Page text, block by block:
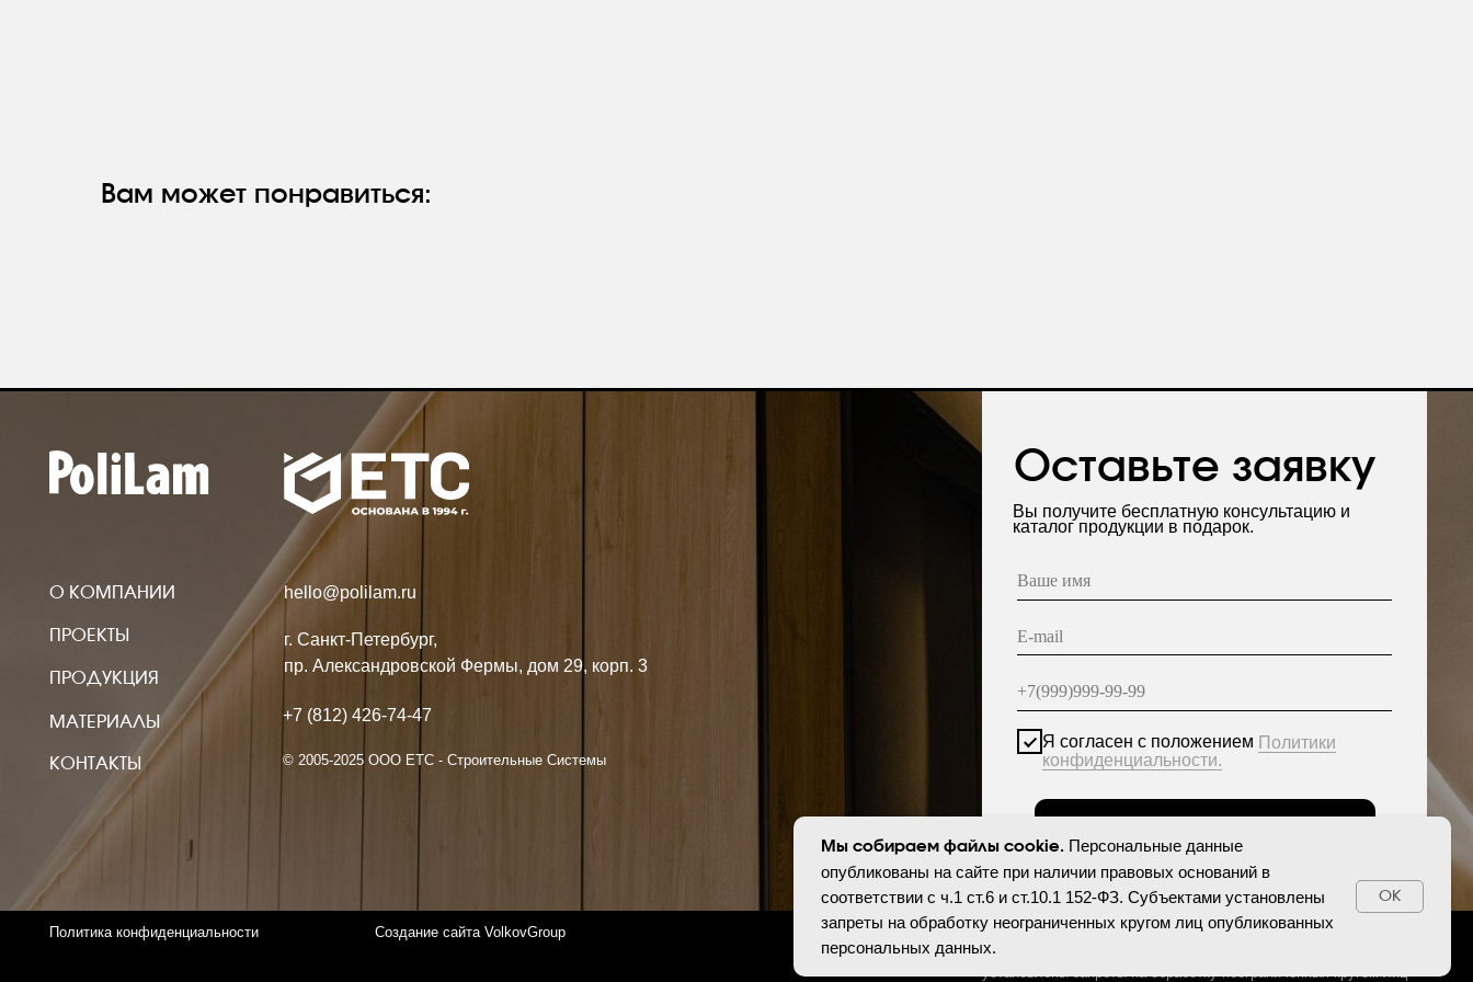
Вам может понравиться:
МАТЕРИАЛЫ +7 (812) 426-74-47
hello@polilam.ru
КОНТАКТЫ
О КОМПАНИИ
г. Санкт-Петербург,
пр. Александровской Фермы, дом 29, корп. 3
конфиденциальности.
Отправить
Вы получите бесплатную консультацию и
каталог продукции в подарок.
© 2005-2025 ООО ЕТС - Строительные Системы
Политика конфиденциальности
оснований в соответствии с ч.1 ст.6 и ст.10.1 152-ФЗ. Субъектами
установлены запреты на обработку неограниченных кругом лиц
Мы собираем файлы cookie. Персональные данные
опубликованы на сайте при наличии правовых оснований в
соответствии с ч.1 ст.6 и ст.10.1 152-ФЗ. Субъектами установлены
запреты на обработку неограниченных кругом лиц опубликованных
персональных данных.
ОК